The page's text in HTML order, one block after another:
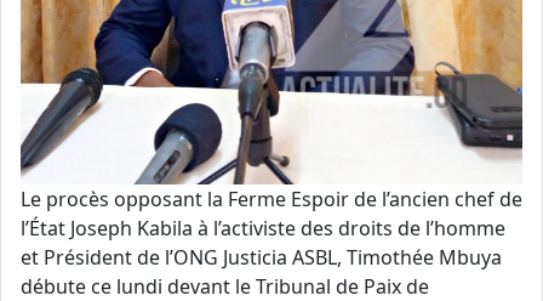
Le procès opposant la Ferme Espoir de l’ancien chef de
l’État Joseph Kabila à l’activiste des droits de l’homme
et Président de l’ONG Justicia ASBL, Timothée Mbuya
débute ce lundi devant le Tribunal de Paix de